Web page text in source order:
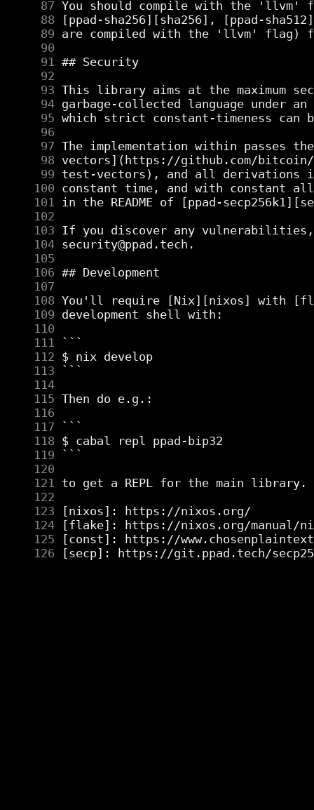
     87
     88
     89
     90
     91
     92
     93
     94
     95
     96
     97
     98
     99
    100
    101
    102
    103
    104
    105
    106
    107
    108
    109
    110
    111
    112
    113
    114
    115
    116
    117
    118
    119
    120
    121
    122
    123
    124
    125
    126